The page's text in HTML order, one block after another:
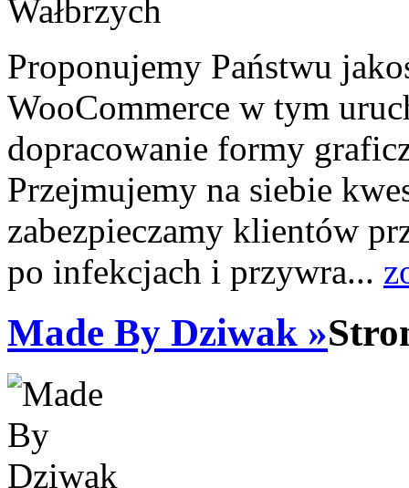
Proponujemy Państwu
WooCommerce w tym
dopracowanie formy
Przejmujemy na siebie
zabezpieczamy klientów
po infekcjach i przywra...
Made By Dziwak »